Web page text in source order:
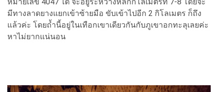
มีทางลาดยางแยกเข้าซ้ายมือ ขับเข้าไปอีก 2 กิโลเมตร ก็ถึง
แล้วค่ะ โดยถ้ำนี้อยู่ในเทือกเขาเดียวกันกับภูเขาอกทะลุเลยค่ะ
หาไม่ยากแน่นอน